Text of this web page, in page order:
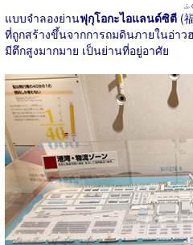
แบบจำลองย่านฟุกุโอกะไอแลนด์ซิตี (
ふ
ที่ถูกสร้างขึ้นจากการถมดินภายในอ่าว
มีตึกสูงมากมาย เป็นย่านที่อยู่อาศัย